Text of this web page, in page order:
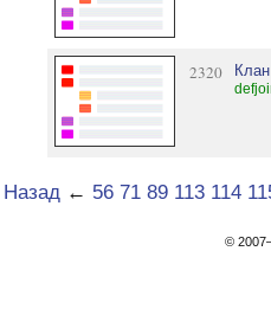
2320
Назад ← 56 71 89 113 114
©